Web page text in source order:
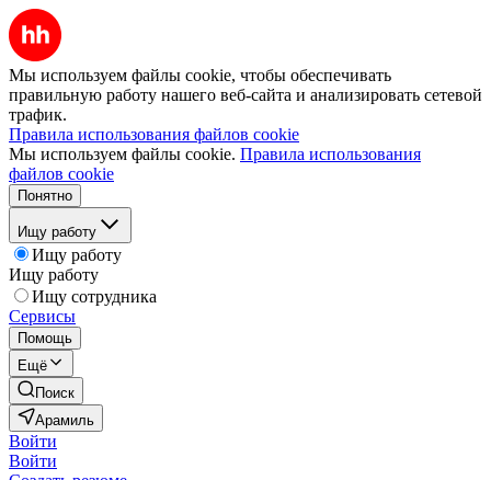
Мы используем файлы cookie, чтобы обеспечивать
правильную работу нашего веб-сайта и анализировать сетевой
трафик.
Правила использования файлов cookie
Мы используем файлы cookie. Правила использования
файлов cookie
Понятно
Ищу работу
Ищу работу
Ищу работу
Ищу сотрудника
Сервисы
Помощь
Ещё
Поиск
Арамиль
Войти
Войти